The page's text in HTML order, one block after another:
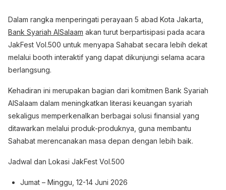
Dalam rangka menperingati perayaan 5 abad Kota Jakarta,
Bank Syariah AlSalaam akan turut berpartisipasi pada acara
JakFest Vol.500 untuk menyapa Sahabat secara lebih dekat
melalui booth interaktif yang dapat dikunjungi selama acara
berlangsung.
Kehadiran ini merupakan bagian dari komitmen Bank Syariah
AlSalaam dalam meningkatkan literasi keuangan syariah
sekaligus memperkenalkan berbagai solusi finansial yang
ditawarkan melalui produk-produknya, guna membantu
Sahabat merencanakan masa depan dengan lebih baik.
Jadwal dan Lokasi JakFest Vol.500
Jumat – Minggu, 12-14 Juni 2026